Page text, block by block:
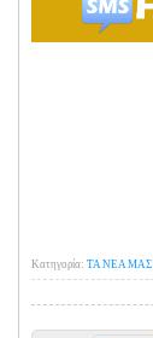
Κατηγορία: ΤΑ ΝΕΑ ΜΑΣ